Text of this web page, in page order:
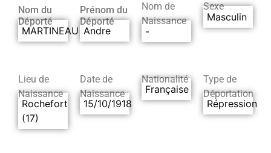
Nom du
Déporté
MARTINEAU
Prénom du
Déporté
Andre
Nom de
Naissance
-
Sexe
Masculin
Lieu de
Naissance
Rochefort
(17)
Date de
Naissance
15/10/1918
Nationalité
Française
Type de
Déportation
Répression